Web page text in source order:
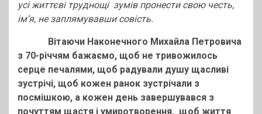
усі життєві труднощі зумів пронести свою честь,
ім’я, не заплямувавши совість.
Вітаючи Наконечного Михайла Петровича
з 70-річчям бажаємо, щоб не тривожилось
серце печалями, щоб радували душу щасливі
зустрічі, щоб кожен ранок зустрічали з
посмішкою, а кожен день завершувався з
почуттям щастя і умиротворення, щоб життя